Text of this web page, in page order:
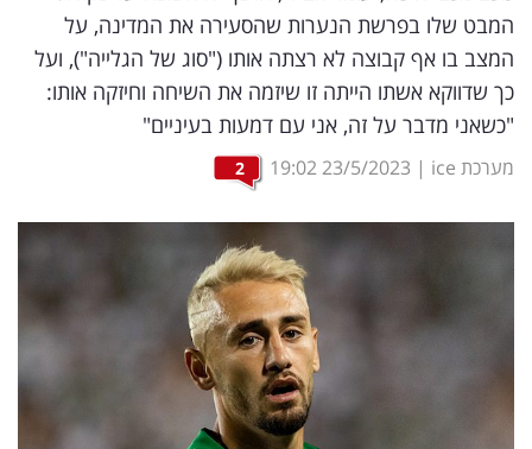
שיווק
ופרסום
משפט
ומחקרים
רכילות
המבט שלו בפרשת הנערות שהסעירה את המדינה, על
המצב בו אף קבוצה לא רצתה אותו ("סוג של הגלייה"), ועל
כך שדווקא אשתו הייתה זו שיזמה את השיחה וחיזקה אותו:
"כשאני מדבר על זה, אני עם דמעות בעיניים"
מערכת ice |
23/5/2023
19:02
2